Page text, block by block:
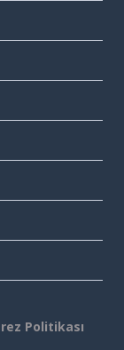
Politikası